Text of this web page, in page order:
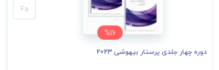
%16
Fa
دوره چهار جلدی پرستار بیهوشی 2023